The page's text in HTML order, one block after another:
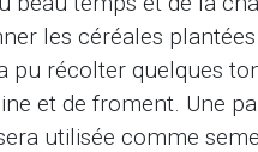
les céréales
pu récolter quelques
et de froment. Une
utilisée comme